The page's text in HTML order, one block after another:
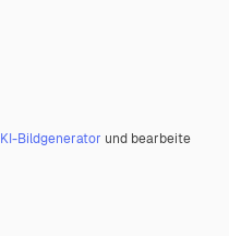
KI-Bildgenerator und bearbeite